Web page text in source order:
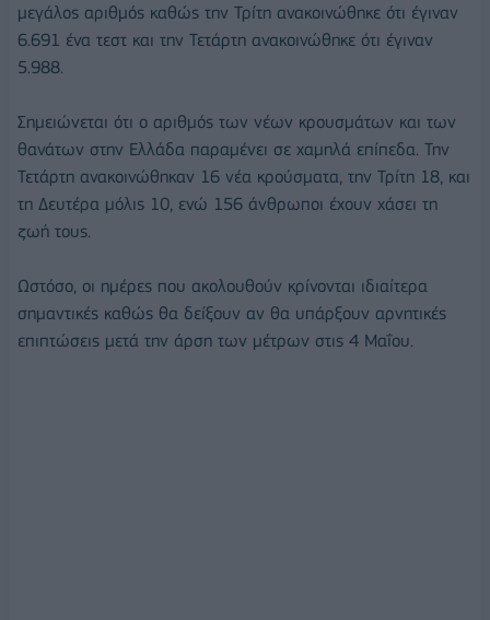
μεγάλος αριθμός καθώς την Τρίτη ανακοινώθηκε ότι έγιναν
6.691 ένα τεστ και την Τετάρτη ανακοινώθηκε ότι έγιναν
5.988.
Σημειώνεται ότι ο αριθμός των νέων κρουσμάτων και των
θανάτων στην Ελλάδα παραμένει σε χαμηλά επίπεδα. Την
Τετάρτη ανακοινώθηκαν 16 νέα κρούσματα, την Τρίτη 18, και
τη Δευτέρα μόλις 10, ενώ 156 άνθρωποι έχουν χάσει τη
ζωή τους.
Ωστόσο, οι ημέρες που ακολουθούν κρίνονται ιδιαίτερα
σημαντικές καθώς θα δείξουν αν θα υπάρξουν αρνητικές
επιπτώσεις μετά την άρση των μέτρων στις 4 Μαΐου.